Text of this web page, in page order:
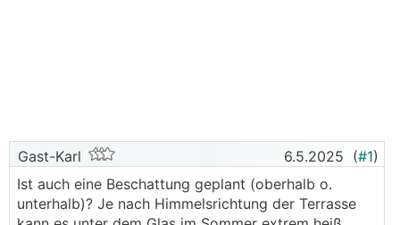
Gast-Karl 6.5.2025 (#1)
Ist auch eine Beschattung geplant (oberhalb o.
unterhalb)? Je nach Himmelsrichtung der Terrasse